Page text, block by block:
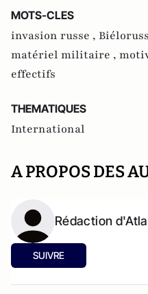
MOTS-CLES
invasion russe ,
matériel militaire ,
effectifs
THEMATIQUES
International
A PROPOS DES
Rédaction
SUIVRE